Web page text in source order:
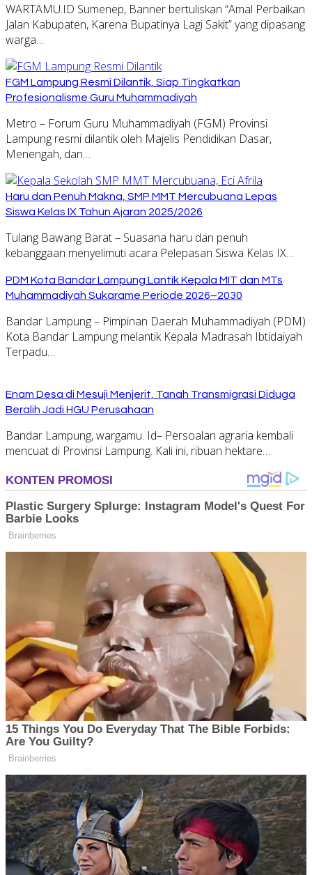
WARTAMU.ID Sumenep, Banner bertuliskan “Amal Perbaikan
Jalan Kabupaten, Karena Bupatinya Lagi Sakit” yang dipasang
warga…
FGM Lampung Resmi Dilantik, Siap Tingkatkan
Profesionalisme Guru Muhammadiyah
Metro – Forum Guru Muhammadiyah (FGM) Provinsi
Lampung resmi dilantik oleh Majelis Pendidikan Dasar,
Menengah, dan…
Haru dan Penuh Makna, SMP MMT Mercubuana Lepas
Siswa Kelas IX Tahun Ajaran 2025/2026
Tulang Bawang Barat – Suasana haru dan penuh
kebanggaan menyelimuti acara Pelepasan Siswa Kelas IX…
PDM Kota Bandar Lampung Lantik Kepala MIT dan MTs
Muhammadiyah Sukarame Periode 2026–2030
Bandar Lampung – Pimpinan Daerah Muhammadiyah (PDM)
Kota Bandar Lampung melantik Kepala Madrasah Ibtidaiyah
Terpadu…
Enam Desa di Mesuji Menjerit, Tanah Transmigrasi Diduga
Beralih Jadi HGU Perusahaan
Bandar Lampung, wargamu. Id– Persoalan agraria kembali
mencuat di Provinsi Lampung. Kali ini, ribuan hektare…